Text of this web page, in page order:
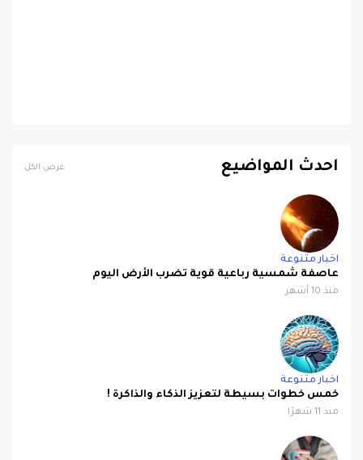
احدث المواضيع عرض الكل
اخبار متنوعة
عاصفة شمسية رباعية قوية تضرب الأرض اليوم
منذ 10 أشهر
اخبار متنوعة
خمس خطوات بسيطة لتعزيز الذكاء والذاكرة !
منذ 11 شهرًا